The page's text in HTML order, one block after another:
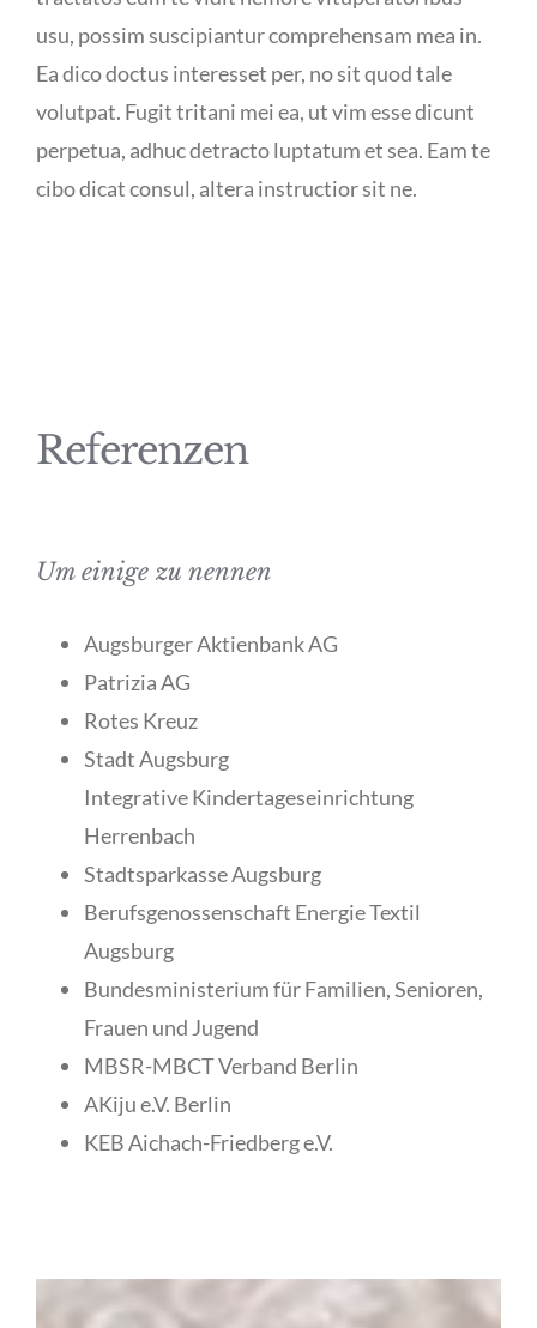
usu, possim suscipiantur comprehensam mea in.
Ea dico doctus interesset per, no sit quod tale
volutpat. Fugit tritani mei ea, ut vim esse dicunt
perpetua, adhuc detracto luptatum et sea. Eam te
cibo dicat consul, altera instructior sit ne.
Referenzen
Um einige zu nennen
Augsburger Aktienbank AG
Patrizia AG
Rotes Kreuz
Stadt Augsburg
Integrative Kindertageseinrichtung
Herrenbach
Stadtsparkasse Augsburg
Berufsgenossenschaft Energie Textil
Augsburg
Bundesministerium für Familien, Senioren,
Frauen und Jugend
MBSR-MBCT Verband Berlin
AKiju e.V. Berlin
KEB Aichach-Friedberg e.V.